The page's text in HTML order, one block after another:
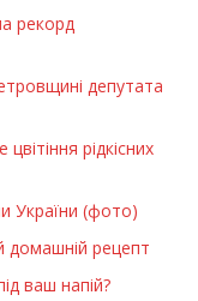
рекорд
депутата
рідкісних
України (фото)
домашній рецепт
ваш напій?